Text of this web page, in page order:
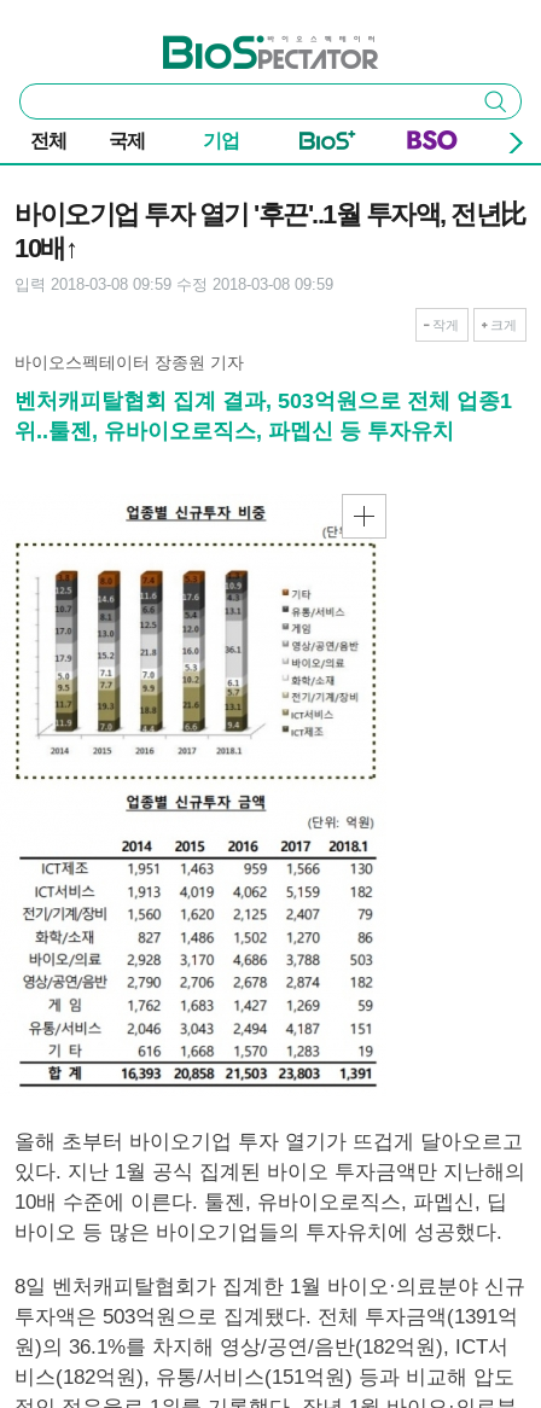
바이오스펙테이터
통
합
검
색
검색
전체 국제 기업
바이오기업 투자 열기 '후끈'..1월 투자액, 전년比
10배↑
입력 2018-03-08 09:59 수정 2018-03-08 09:59
작게 크게
바이오스펙테이터 장종원 기자
벤처캐피탈협회 집계 결과, 503억원으로 전체 업종1
위..툴젠, 유바이오로직스, 파멥신 등 투자유치
올해 초부터 바이오기업 투자 열기가 뜨겁게 달아오르고
있다. 지난 1월 공식 집계된 바이오 투자금액만 지난해의
10배 수준에 이른다. 툴젠, 유바이오로직스, 파멥신, 딥
바이오 등 많은 바이오기업들의 투자유치에 성공했다.
8일 벤처캐피탈협회가 집계한 1월 바이오·의료분야 신규
투자액은 503억원으로 집계됐다. 전체 투자금액(1391억
원)의 36.1%를 차지해 영상/공연/음반(182억원), ICT서
비스(182억원), 유통/서비스(151억원) 등과 비교해 압도